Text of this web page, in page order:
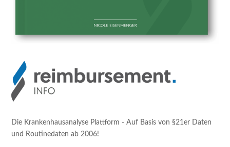
Die Krankenhausanalyse Plattform - Auf Basis von §21er Daten
und Routinedaten ab 2006!